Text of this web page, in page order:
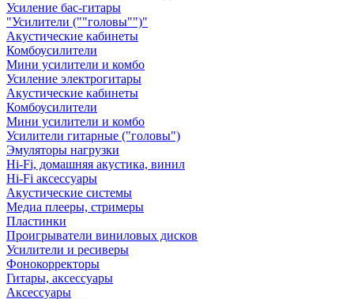
Усиление бас-гитары
"Усилители (""головы"")"
Акустические кабинеты
Комбоусилители
Мини усилители и комбо
Усиление электрогитары
Акустические кабинеты
Комбоусилители
Мини усилители и комбо
Усилители гитарные ("головы")
Эмуляторы нагрузки
Hi-Fi, домашняя акустика, винил
Hi-Fi аксессуары
Акустические системы
Медиа плееры, стримеры
Пластинки
Проигрыватели виниловых дисков
Усилители и ресиверы
Фонокорректоры
Гитары, аксессуары
Аксессуары